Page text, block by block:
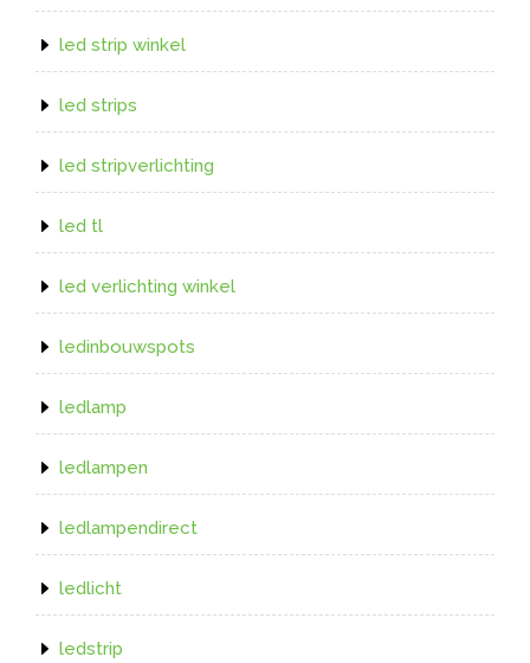
led strip winkel
led strips
led stripverlichting
led tl
led verlichting winkel
ledinbouwspots
ledlamp
ledlampen
ledlampendirect
ledlicht
ledstrip